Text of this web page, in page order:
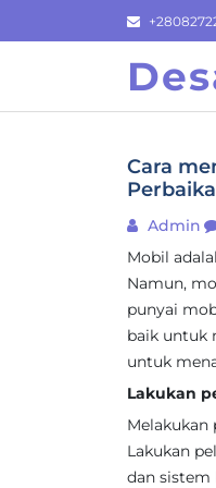
to
Cara
Admin
Mobil
Namun,
punyai
baik untuk
untuk
Lakukan
Melakukan
Lakukan
dan sistem